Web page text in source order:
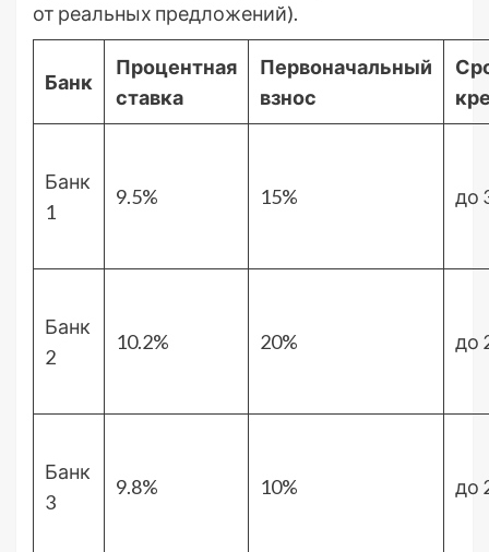
от реальных предложений).
Банк
Процентная
ставка
Первоначальный
взнос
Банк
1
9.5% 15% до
Банк
2
10.2% 20% до
Банк
3
9.8% 10% до